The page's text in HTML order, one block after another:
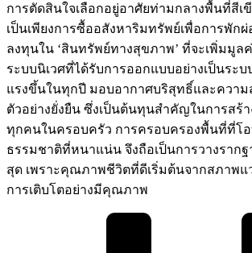
การตัดสินใจเลือกอยู่อาศัยท่ามกลางพื้นที่สี
เป็นเพียงการซื้ออสังหาริมทรัพย์เพื่อการพัก
ลงทุนใน ‘สินทรัพย์ทางสุขภาพ’ ที่จะเพิ่มมูล
ระบบนิเวศที่ได้รับการออกแบบอย่างเป็นระบ
แรงขึ้นในทุกปี มอบอากาศบริสุทธิ์และความ
ตัวอย่างยั่งยืน ซึ่งเป็นต้นทุนสำคัญในการสร้
ทุกคนในครอบครัว การครอบครองพื้นที่ที่โ
ธรรมชาติที่หนาแน่น จึงถือเป็นการวางราก
สุด เพราะคุณภาพชีวิตที่ดีเริ่มต้นจากสภาพแ
การเติบโตอย่างมีคุณภาพ